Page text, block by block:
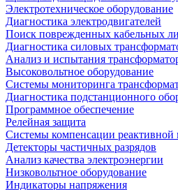
Электротехническое оборудование
Диагностика электродвигателей
Поиск поврежденных кабельных
Диагностика силовых
Анализ и испытания
Высоковольтное оборудование
Системы мониторинга
Диагностика подстанционного
Программное обеспечение
Релейная защита
Системы компенсации
Детекторы частичных разрядов
Анализ качества электроэнергии
Низковольтное оборудование
Индикаторы напряжения